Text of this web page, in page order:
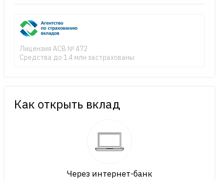
Лицензия АСВ № 472
Средства до 1.4 млн застрахованы
Как открыть вклад
Через интернет-банк